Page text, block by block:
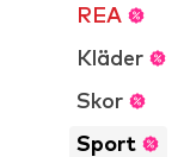
REA
Kläder
Skor
Sport